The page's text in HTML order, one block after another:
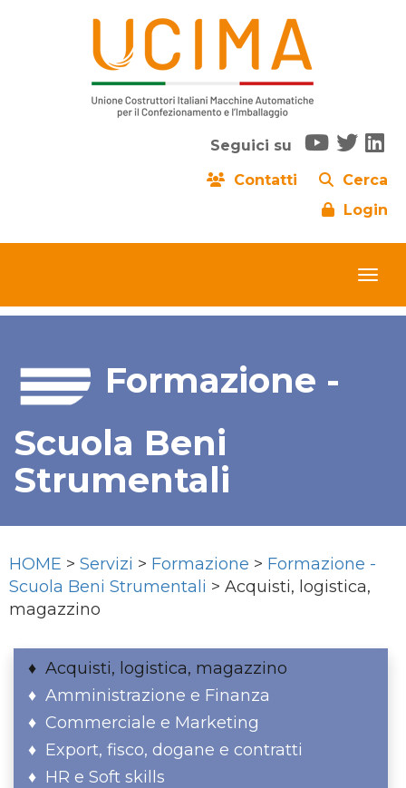
Seguici su
Contatti
Cerca
Login
Formazione -
Scuola Beni
Strumentali
HOME > Servizi > Formazione > Formazione -
Scuola Beni Strumentali > Acquisti, logistica,
magazzino
Acquisti, logistica, magazzino
Amministrazione e Finanza
Commerciale e Marketing
Export, fisco, dogane e contratti
HR e Soft skills